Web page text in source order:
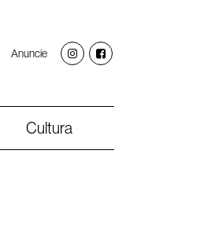
Anuncie
Cultura